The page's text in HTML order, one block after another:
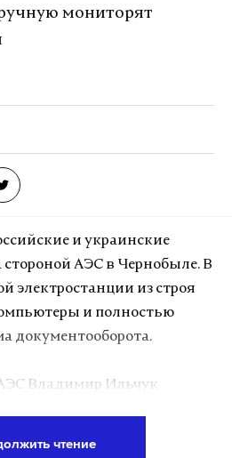
мониторят
и украинские
АЭС в Чернобыле. В
электростанции из строя
и полностью
документооборота.
Владимир Ильчук
чтение